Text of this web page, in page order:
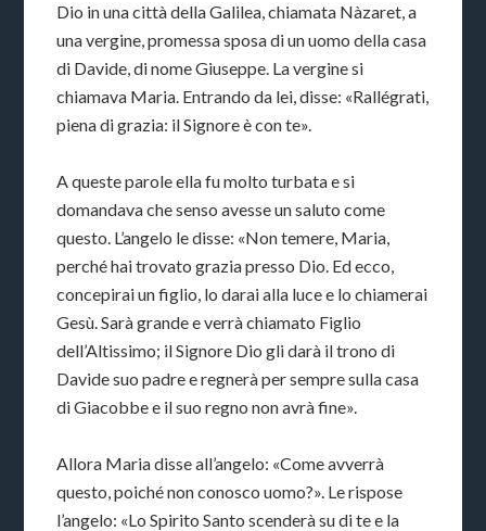
Dio in una città della Galilea, chiamata Nàzaret, a
una vergine, promessa sposa di un uomo della casa
di Davide, di nome Giuseppe. La vergine si
chiamava Maria. Entrando da lei, disse: «Rallégrati,
piena di grazia: il Signore è con te».
A queste parole ella fu molto turbata e si
domandava che senso avesse un saluto come
questo. L’angelo le disse: «Non temere, Maria,
perché hai trovato grazia presso Dio. Ed ecco,
concepirai un figlio, lo darai alla luce e lo chiamerai
Gesù. Sarà grande e verrà chiamato Figlio
dell’Altissimo; il Signore Dio gli darà il trono di
Davide suo padre e regnerà per sempre sulla casa
di Giacobbe e il suo regno non avrà fine».
Allora Maria disse all’angelo: «Come avverrà
questo, poiché non conosco uomo?». Le rispose
l’angelo: «Lo Spirito Santo scenderà su di te e la